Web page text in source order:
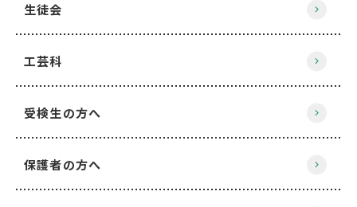
生徒会
工芸科
受検生の方へ
保護者の方へ